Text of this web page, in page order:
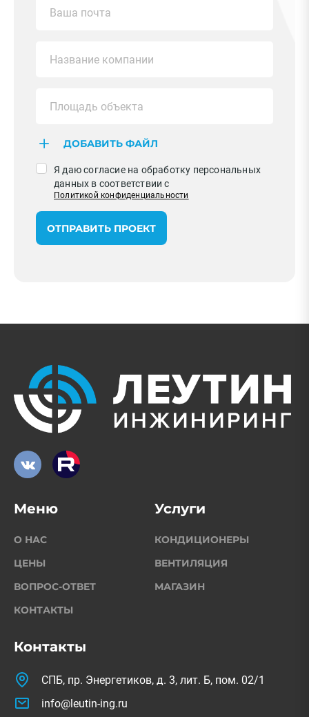
ДОБАВИТЬ ФАЙЛ
Я даю согласие на обработку персональных
данных в соответствии с
Политикой конфиденциальности
ОТПРАВИТЬ ПРОЕКТ
Контакты
СПБ, пр. Энергетиков, д. 3, лит. Б, пом. 02/1
info@leutin-ing.ru
Меню
О НАС
ЦЕНЫ
ВОПРОС-ОТВЕТ
КОНТАКТЫ
Услуги
КОНДИЦИОНЕРЫ
ВЕНТИЛЯЦИЯ
МАГАЗИН